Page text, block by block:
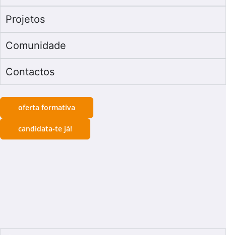
Projetos
Comunidade
Contactos
oferta formativa
candidata-te já!